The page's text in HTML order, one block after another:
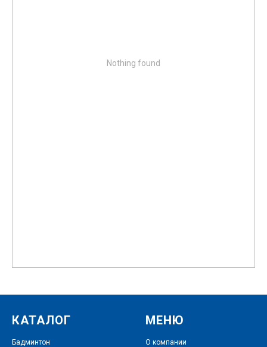
Nothing found
КАТАЛОГ
Бадминтон
МЕНЮ
О компании